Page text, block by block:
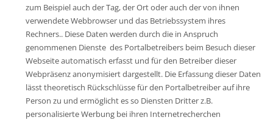
zum Beispiel auch der Tag, der Ort oder auch der von ihnen
verwendete Webbrowser und das Betriebssystem ihres
Rechners.. Diese Daten werden durch die in Anspruch
genommenen Dienste des Portalbetreibers beim Besuch dieser
Webseite automatisch erfasst und für den Betreiber dieser
Webpräsenz anonymisiert dargestellt. Die Erfassung dieser Daten
lässt theoretisch Rückschlüsse für den Portalbetreiber auf ihre
Person zu und ermöglicht es so Diensten Dritter z.B.
personalisierte Werbung bei ihren Internetrecherchen